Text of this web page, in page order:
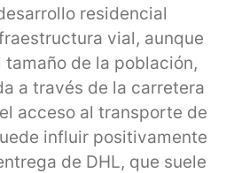
residencial
vial, aunque
de la población,
a través de la carretera
acceso al transporte de
influir positivamente
de DHL, que suele